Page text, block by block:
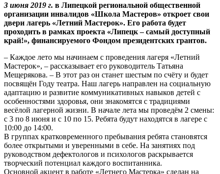
3 июня 2019 г. в Липецкой региональной общественной
организации инвалидов «Школа Мастеров» откроет свои
двери лагерь «Летний Мастерок». Его работа будет
проходить в рамках проекта «Липецк – самый доступный
край!», финансируемого Фондом президентских грантов.
– Каждое лето мы начинаем с проведения лагеря «Летний
Мастерок», – рассказывает его руководитель Татьяна
Мещерякова. – В этот раз он станет шестым по счёту и будет
посвящён Году театра. Наш лагерь направлен на социальную
адаптацию и развитие коммуникативных навыков детей с
особенностями здоровья, они знакомятся с традициями
весёлой лагерной жизни. В начале лета мы проведём 2 смены:
с 3 по 8 июня и с 10 по 15. Ребята будут находятся в лагере с
10:00 до 14:00.
В группах кратковременного пребывания ребята становятся
более открытыми и уверенными в себе. На занятиях под
руководством дефектологов и психологов раскрывается
творческий потенциал каждого воспитанника.
Основной акцент в работе «Летнего Мастерка» сделан на